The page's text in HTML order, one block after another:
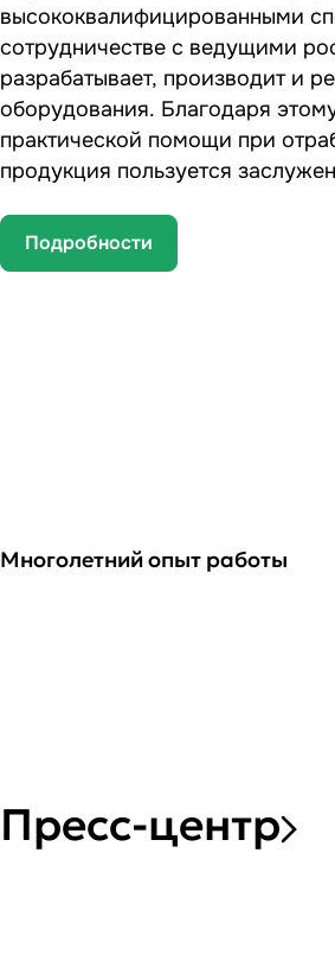
высококвалифицированными
сотрудничестве с ведущими
разрабатывает, производит и
оборудования. Благодаря
практической помощи при
продукция пользуется
Подробности
Многолетний опыт работы
Пресс-центр